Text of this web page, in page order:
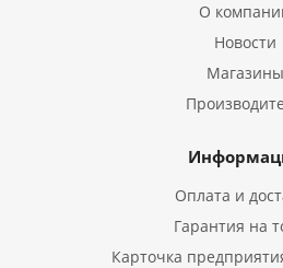
О
Новости
Магазины
Оплата и
Гарантия на
Карточка